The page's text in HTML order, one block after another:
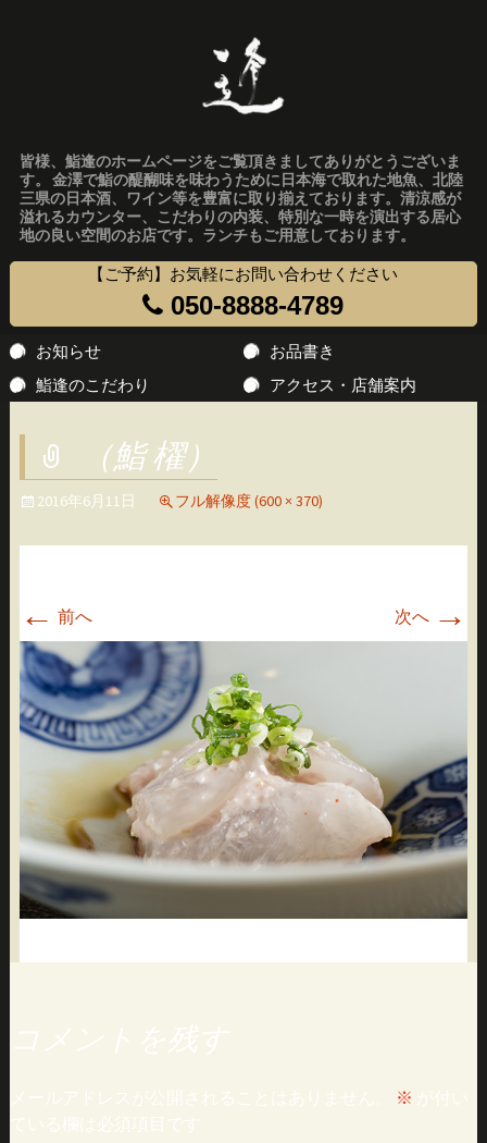
皆様、鮨逢のホームページをご覧頂きましてありがとうございま
す。 金澤で鮨の醍醐味を味わうために日本海で取れた地魚、北陸
三県の日本酒、ワイン等を豊富に取り揃えております。清涼感が
溢れるカウンター、こだわりの内装、特別な一時を演出する居心
地の良い空間のお店です。ランチもご用意しております。
【ご予約】お気軽にお問い合わせください
050-8888-4789
コ
ン
テ
へ
移
お知らせ
お品書き
鮨逢のこだわり
アクセス・店舗案内
（鮨 櫂）
2016年6月11日 フル解像度 (600 × 370)
← 前へ 次へ →
コメントを残す
メールアドレスが公開されることはありません。 ※ が付い
ている欄は必須項目です